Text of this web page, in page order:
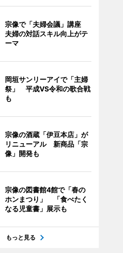
宗像で「夫婦会議」講座
夫婦の対話スキル向上がテ
ーマ
岡垣サンリーアイで「主婦
祭」 平成VS令和の歌合戦
も
宗像の酒蔵「伊豆本店」が
リニューアル 新商品「宗
像」開発も
宗像の図書館4館で「春の
ホンまつり」 「食べたく
なる児童書」展示も
もっと見る